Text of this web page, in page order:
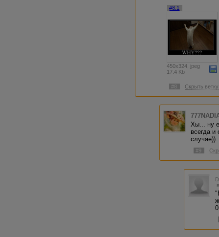
#8.1
450x324, jpeg
17.4 Kb
#8 Скрыть ветку
Хы... ну
всегда
случае)).
#9